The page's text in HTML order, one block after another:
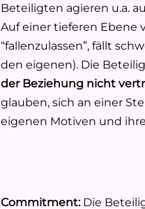
Beteiligten agieren u.a.
Auf einer tieferen Ebene
“fallenzulassen”, fällt
den eigenen). Die
der Beziehung nicht
glauben, sich an einer
eigenen Motiven und
Commitment:Die